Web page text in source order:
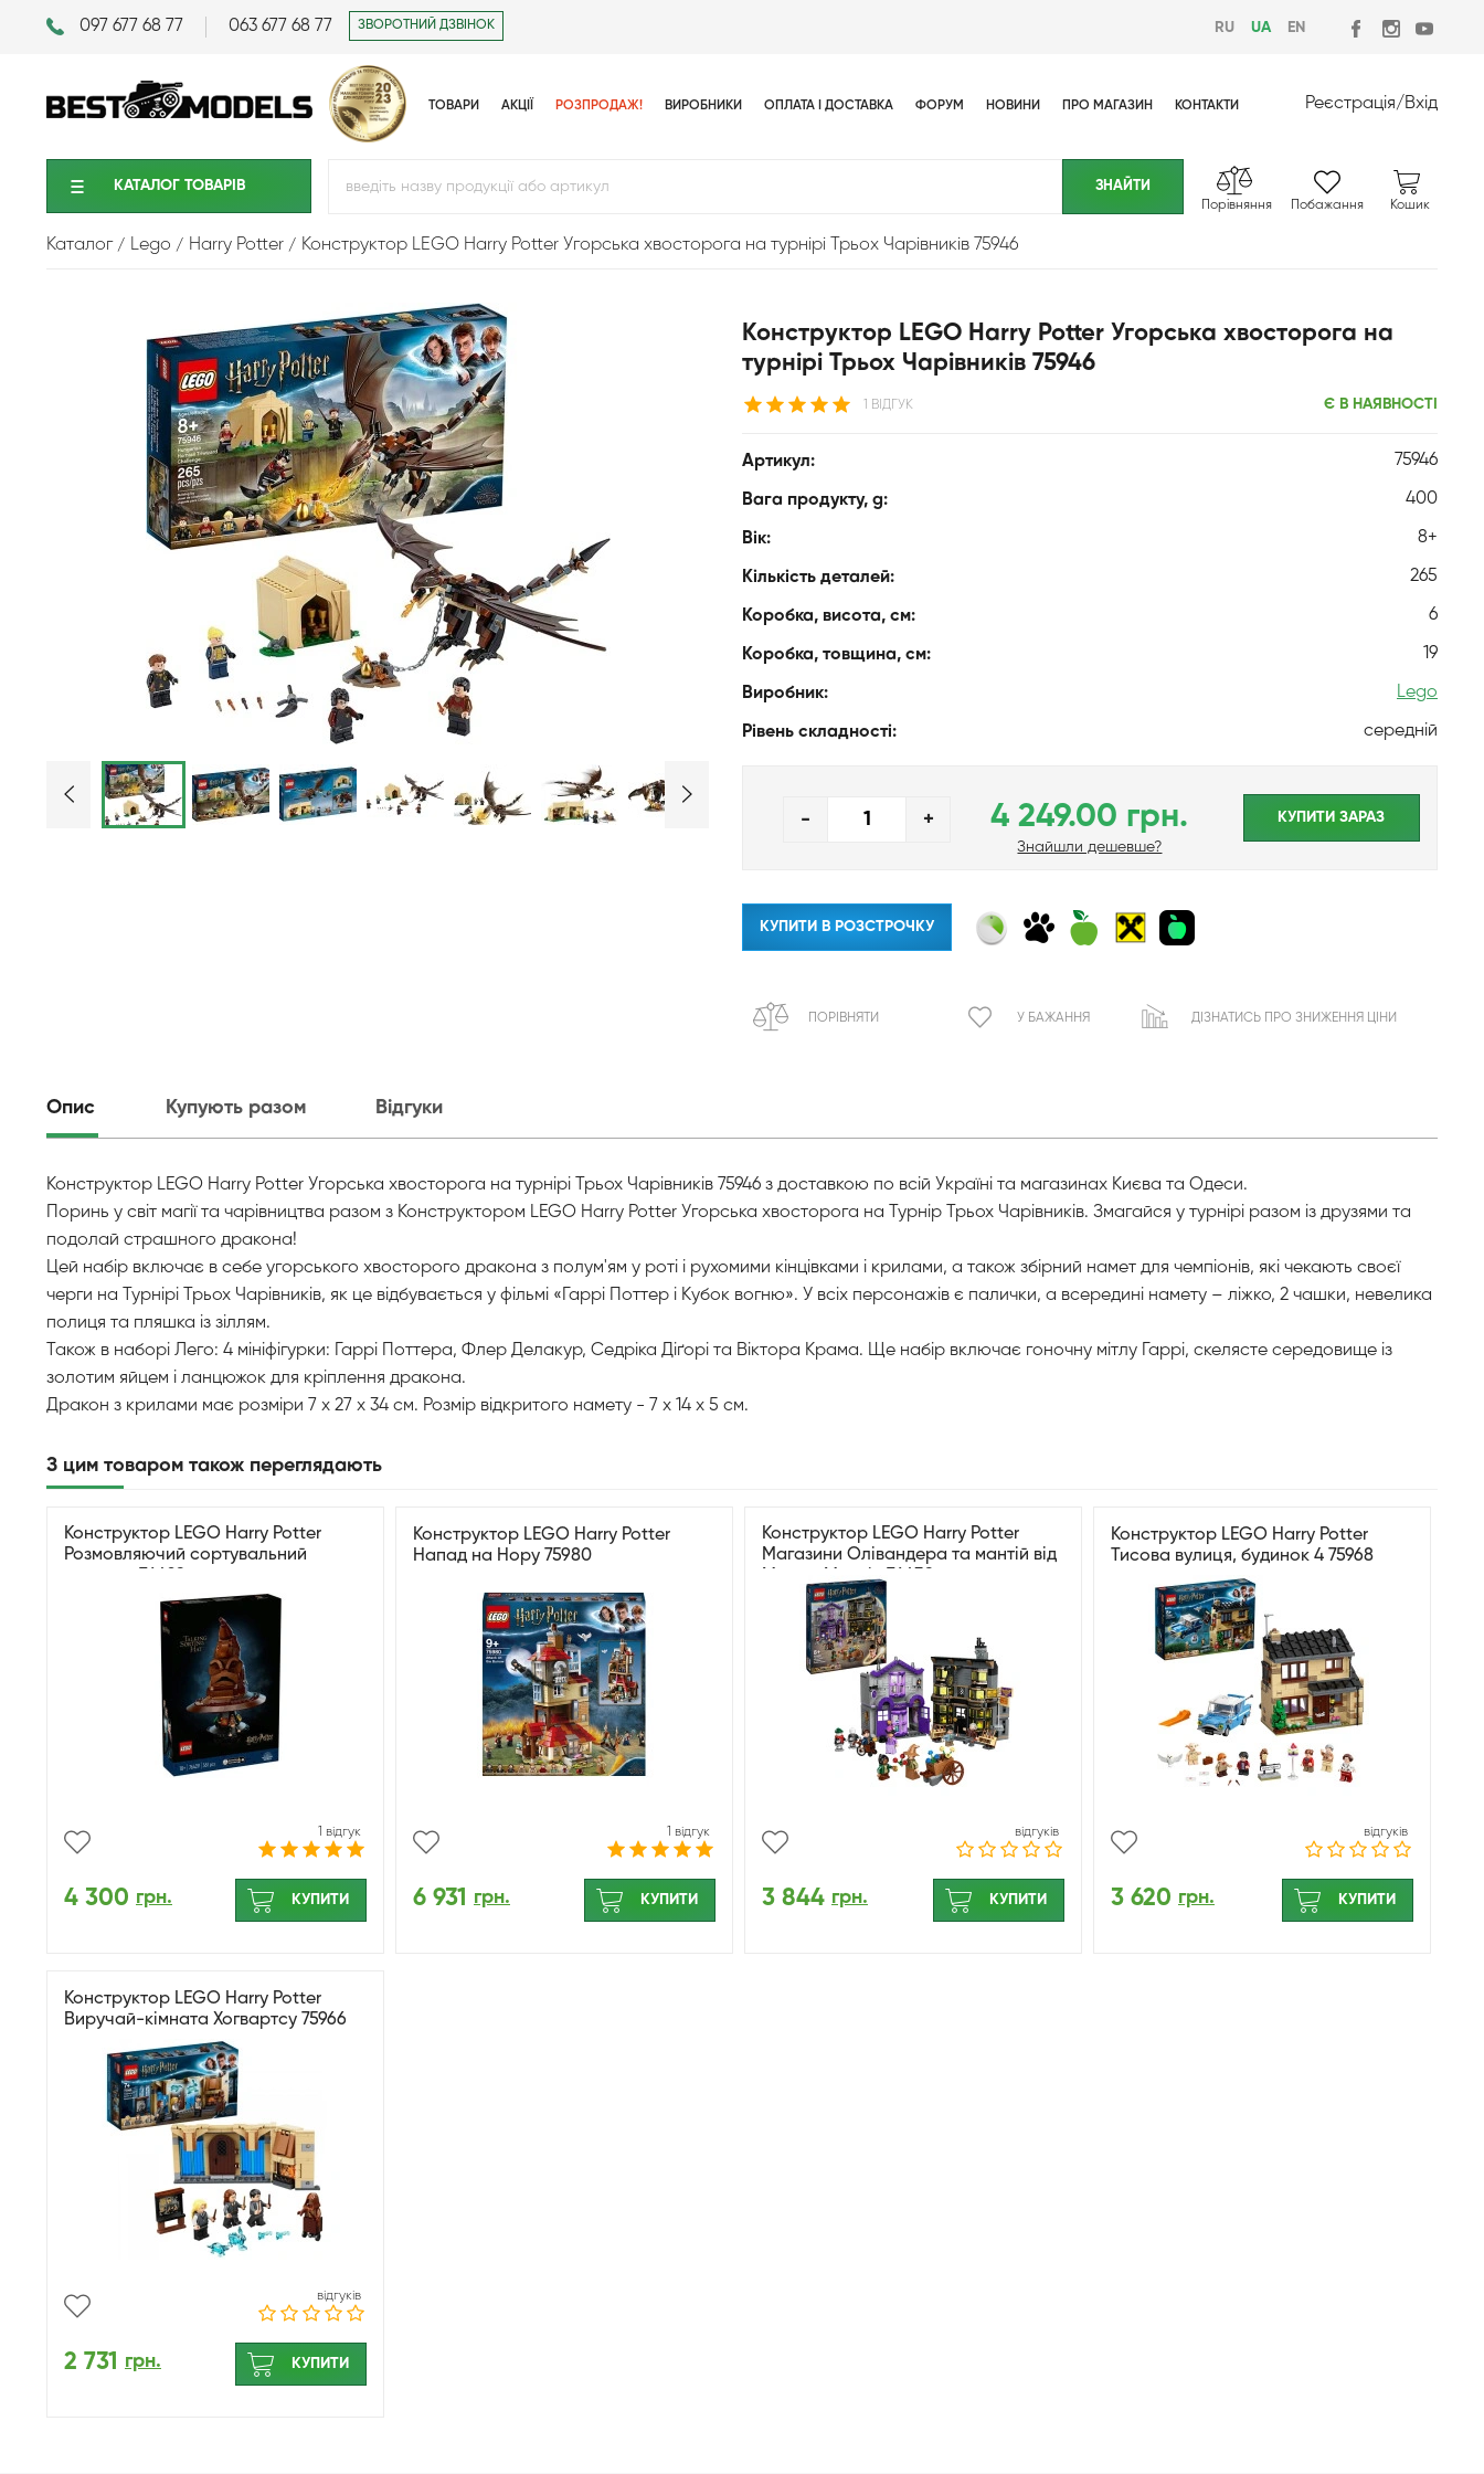
097 677 68 77 063 677 68 77 ЗВОРОТНИЙ ДЗВІНОК RU UA EN
ТОВАРИ АКЦІЇ РОЗПРОДАЖ! ВИРОБНИКИ ОПЛАТА І ДОСТАВКА ФОРУМ НОВИНИ ПРО МАГАЗИН КОНТАКТИ Реєстрація/Вхід
КАТАЛОГ ТОВАРIВ
Порівняння Побажання Кошик
Каталог Lego Harry Potter Конструктор LEGO Harry Potter Угорська хвосторога на турнірі Трьох Чарівників 75946
Конструктор LEGO Harry Potter Угорська хвосторога на
турнірі Трьох Чарівників 75946
1 ВІДГУК Є В НАЯВНОСТІ
Артикул: 75946
Вага продукту, g: 400
Вік: 8+
Кількість деталей: 265
Коробка, висота, см: 6
Коробка, товщина, см: 19
Виробник: Lego
Рівень складності: середній
- + 4 249.00 грн.
Знайшли дешевше?
КУПИТИ ЗАРАЗ
КУПИТИ В РОЗСТРОЧКУ
ПОРІВНЯТИ У БАЖАННЯ ДІЗНАТИСЬ ПРО ЗНИЖЕННЯ ЦІНИ
Опис Купують разом Відгуки
Конструктор LEGO Harry Potter Угорська хвосторога на турнірі Трьох Чарівників 75946 з доставкою по всій Україні та магазинах Києва та Одеси.
Поринь у світ магії та чарівництва разом з Конструктором LEGO Harry Potter Угорська хвосторога на Турнір Трьох Чарівників. Змагайся у турнірі разом із друзями та
подолай страшного дракона!
Цей набір включає в себе угорського хвосторого дракона з полум'ям у роті і рухомими кінцівками і крилами, а також збірний намет для чемпіонів, які чекають своєї
черги на Турнірі Трьох Чарівників, як це відбувається у фільмі «Гаррі Поттер і Кубок вогню». У всіх персонажів є палички, а всередині намету – ліжко, 2 чашки, невелика
полиця та пляшка із зіллям.
Також в наборі Лего: 4 мініфігурки: Гаррі Поттера, Флер Делакур, Седріка Діґорі та Віктора Крама. Ще набір включає гоночну мітлу Гаррі, скелясте середовище із
золотим яйцем і ланцюжок для кріплення дракона.
Дракон з крилами має розміри 7 х 27 х 34 см. Розмір відкритого намету - 7 х 14 х 5 см.
З цим товаром також переглядають
Конструктор LEGO Harry Potter
Розмовляючий сортувальний
1 відгук
4 300 грн. КУПИТИ
Конструктор LEGO Harry Potter
Напад на Нору 75980
1 відгук
6 931 грн. КУПИТИ
Конструктор LEGO Harry Potter
Магазини Олівандера та мантій від
Мадам Малкін 76439
відгуків
3 844 грн. КУПИТИ
Конструктор LEGO Harry Potter
Тисова вулиця, будинок 4 75968
відгуків
3 620 грн. КУПИТИ
Конструктор LEGO Harry Potter
Виручай-кімната Хогвартсу 75966
відгуків
2 731 грн. КУПИТИ